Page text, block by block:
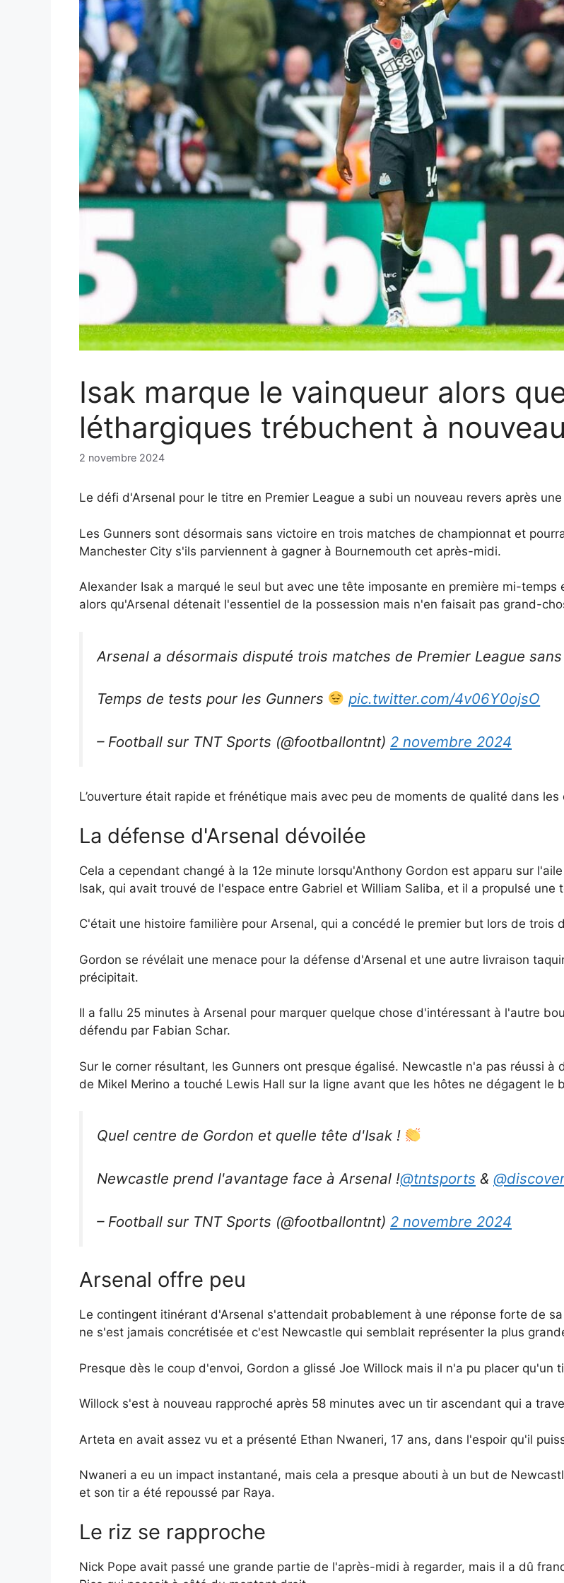
Isak marque le vainqueur alors
léthargiques trébuchent à nouveau
2 novembre 2024
Le défi d'Arsenal pour le titre en Premier League a subi un nouveau revers après
Les Gunners sont désormais sans victoire en trois matches de championnat et
Manchester City s'ils parviennent à gagner à Bournemouth cet après-midi.
Alexander Isak a marqué le seul but avec une tête imposante en première mi-
alors qu'Arsenal détenait l'essentiel de la possession mais n'en faisait pas grand-
Arsenal a désormais disputé trois matches de Premier League
Temps de tests pour les Gunners pic.twitter.com/4v06Y0ojsO
– Football sur TNT Sports (@footballontnt) 2 novembre 2024
L’ouverture était rapide et frénétique mais avec peu de moments de qualité dans les
La défense d'Arsenal dévoilée
Cela a cependant changé à la 12e minute lorsqu'Anthony Gordon est apparu sur
Isak, qui avait trouvé de l'espace entre Gabriel et William Saliba, et il a propulsé une
C'était une histoire familière pour Arsenal, qui a concédé le premier but lors de trois
Gordon se révélait une menace pour la défense d'Arsenal et une autre livraison
précipitait.
Il a fallu 25 minutes à Arsenal pour marquer quelque chose d'intéressant à l'autre
défendu par Fabian Schar.
Sur le corner résultant, les Gunners ont presque égalisé. Newcastle n'a pas réussi
de Mikel Merino a touché Lewis Hall sur la ligne avant que les hôtes ne dégagent le
Quel centre de Gordon et quelle tête d'Isak !
Newcastle prend l'avantage face à Arsenal !@tntsports &
– Football sur TNT Sports (@footballontnt) 2 novembre 2024
Arsenal offre peu
Le contingent itinérant d'Arsenal s'attendait probablement à une réponse forte de
ne s'est jamais concrétisée et c'est Newcastle qui semblait représenter la plus
Presque dès le coup d'envoi, Gordon a glissé Joe Willock mais il n'a pu placer qu'un
Willock s'est à nouveau rapproché après 58 minutes avec un tir ascendant qui a
Arteta en avait assez vu et a présenté Ethan Nwaneri, 17 ans, dans l'espoir qu'il
Nwaneri a eu un impact instantané, mais cela a presque abouti à un but de
et son tir a été repoussé par Raya.
Le riz se rapproche
Nick Pope avait passé une grande partie de l'après-midi à regarder, mais il a dû